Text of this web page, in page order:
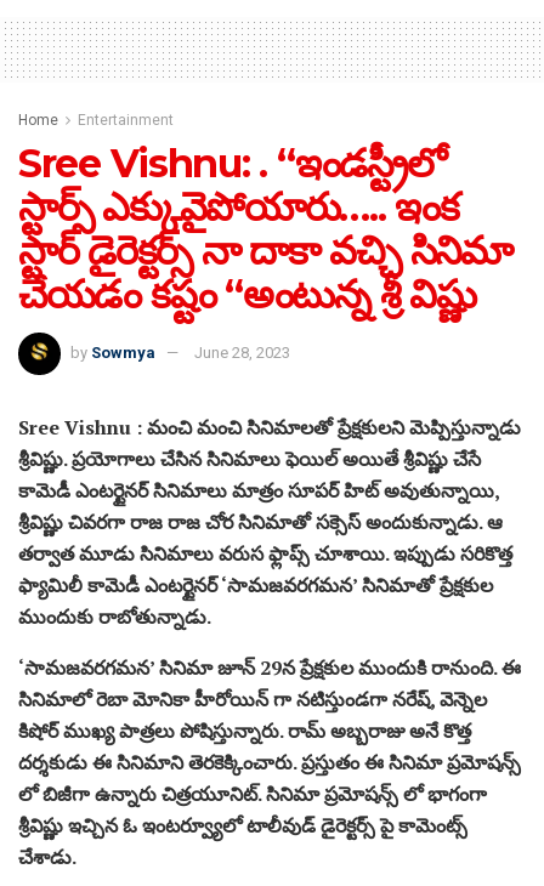
Home Entertainment
Sree Vishnu: . “ఇండస్ట్రీలో
స్టార్స్ ఎక్కువైపోయారు….. ఇంక
స్టార్ డైరెక్టర్స్ నా దాకా వచ్చి సినిమా
చేయడం కష్టం “అంటున్న శ్రీ విష్ణు
by Sowmya June 28, 2023
Sree Vishnu : మంచి మంచి సినిమాలతో ప్రేక్షకులని మెప్పిస్తున్నాడు
శ్రీవిష్ణు. ప్రయోగాలు చేసిన సినిమాలు ఫెయిల్ అయితే శ్రీవిష్ణు చేసే
కామెడీ ఎంటర్టైనర్ సినిమాలు మాత్రం సూపర్ హిట్ అవుతున్నాయి,
శ్రీవిష్ణు చివరగా రాజ రాజ చోర సినిమాతో సక్సెస్ అందుకున్నాడు. ఆ
తర్వాత మూడు సినిమాలు వరుస ఫ్లాప్స్ చూశాయి. ఇప్పుడు సరికొత్త
ఫ్యామిలీ కామెడీ ఎంటర్టైనర్ ‘సామజవరగమన’ సినిమాతో ప్రేక్షకుల
ముందుకు రాబోతున్నాడు.
‘సామజవరగమన’ సినిమా జూన్ 29న ప్రేక్షకుల ముందుకి రానుంది. ఈ
సినిమాలో రెబా మోనికా హీరోయిన్ గా నటిస్తుండగా నరేష్, వెన్నెల
కిషోర్ ముఖ్య పాత్రలు పోషిస్తున్నారు. రామ్ అబ్బరాజు అనే కొత్త
దర్శకుడు ఈ సినిమాని తెరకెక్కించారు. ప్రస్తుతం ఈ సినిమా ప్రమోషన్స్
లో బిజీగా ఉన్నారు చిత్రయూనిట్. సినిమా ప్రమోషన్స్ లో భాగంగా
శ్రీవిష్ణు ఇచ్చిన ఓ ఇంటర్వ్యూలో టాలీవుడ్ డైరెక్టర్స్ పై కామెంట్స్
చేశాడు.